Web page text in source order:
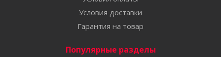
Условия доставки
Гарантия на товар
Популярные разделы